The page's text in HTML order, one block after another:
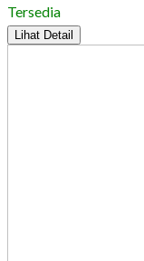
Tersedia
Lihat Detail